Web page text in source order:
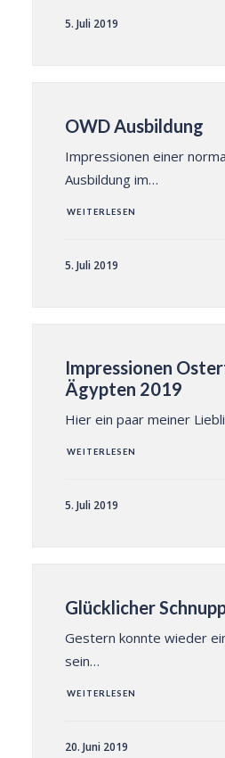
5. Juli 2019
OWD Ausbildung
Impressionen einer
Ausbildung im…
WEITERLESEN
5. Juli 2019
Impressionen
Ägypten 2019
Hier ein paar meiner
WEITERLESEN
5. Juli 2019
Glücklicher
Gestern konnte wieder
sein…
WEITERLESEN
20. Juni 2019